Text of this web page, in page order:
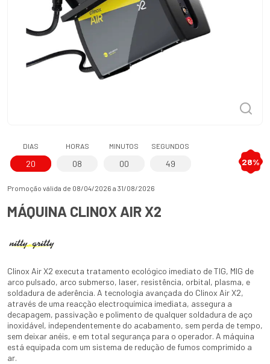
20
DIAS
08
HORAS
00
MINUTOS
49
SEGUNDOS
28%
Promoção válida de 08/04/2026 a 31/08/2026
MÁQUINA CLINOX AIR X2
Clinox Air X2 executa tratamento ecológico imediato de TIG, MIG de
arco pulsado, arco submerso, laser, resistência, orbital, plasma, e
soldadura de aderência. A tecnologia avançada do Clinox Air X2,
através de uma reacção electroquímica imediata, assegura a
decapagem, passivação e polimento de qualquer soldadura de aço
inoxidável, independentemente do acabamento, sem perda de tempo,
sem deixar anéis, e em total segurança para o operador. A máquina
está equipada com um sistema de redução de fumos comprimido a
ar.